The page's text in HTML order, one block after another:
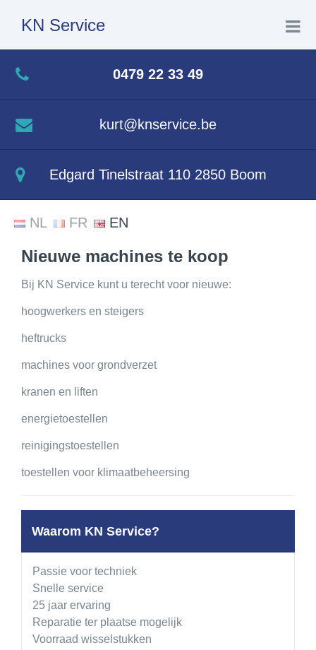
KN Service
Te koop nieuw
Crown
Contact
0479 22 33 49
kurt@knservice.be
Edgard Tinelstraat 110 2850 Boom
NL FR EN
Nieuwe machines te koop
Bij KN Service kunt u terecht voor nieuwe:
hoogwerkers en steigers
heftrucks
machines voor grondverzet
kranen en liften
energietoestellen
reinigingstoestellen
toestellen voor klimaatbeheersing
Waarom KN Service?
Passie voor techniek
Snelle service
25 jaar ervaring
Reparatie ter plaatse mogelijk
Voorraad wisselstukken